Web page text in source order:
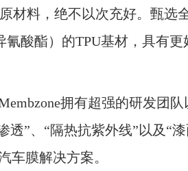
料，绝不以次充好。甄选
酸酯）的TPU基材，具有
拥有超强的研发团队
透”、“隔热抗紫外线”以及“
车膜解决方案。